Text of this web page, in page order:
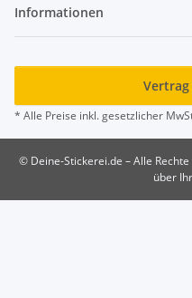
Informationen
* Alle Preise inkl. gesetzlicher
© Deine-Stickerei.de – Alle
über